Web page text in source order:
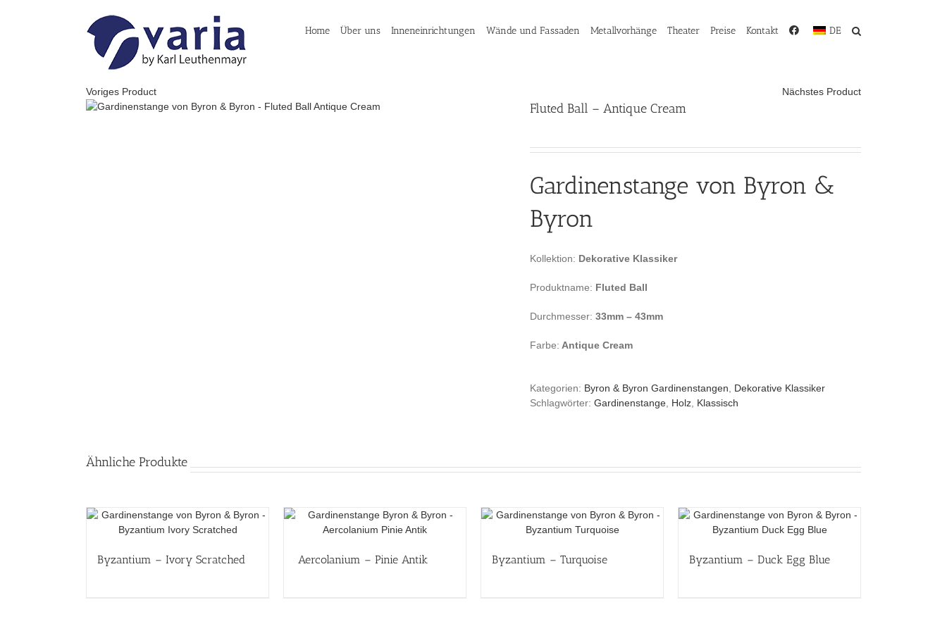
Home Über uns Inneneinrichtungen Wände und Fassaden Metallvorhänge Theater Preise Kontakt DE
Voriges Product Nächstes Product
Fluted Ball – Antique Cream
Gardinenstange von Byron &
Byron
Kollektion: Dekorative Klassiker
Produktname: Fluted Ball
Durchmesser: 33mm – 43mm
Farbe: Antique Cream
Kategorien: Byron & Byron Gardinenstangen
Dekorative Klassiker
Schlagwörter: Gardinenstange Holz Klassisch
Ähnliche Produkte
Byzantium – Ivory Scratched Aercolanium – Pinie Antik Byzantium – Turquoise Byzantium – Duck Egg Blue